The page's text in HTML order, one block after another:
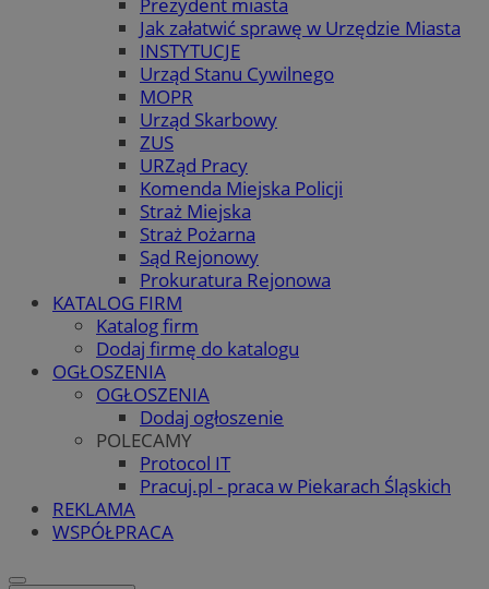
Jak załatwić sprawę w Urzędzie Miasta
INSTYTUCJE
Urząd Stanu Cywilnego
MOPR
Urząd Skarbowy
ZUS
URZąd Pracy
Komenda Miejska Policji
Straż Miejska
Straż Pożarna
Sąd Rejonowy
Prokuratura Rejonowa
KATALOG FIRM
Katalog firm
Dodaj firmę do katalogu
OGŁOSZENIA
OGŁOSZENIA
Dodaj ogłoszenie
POLECAMY
Protocol IT
Pracuj.pl - praca w Piekarach Śląskich
REKLAMA
WSPÓŁPRACA